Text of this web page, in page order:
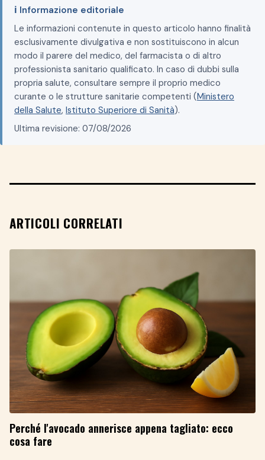
ℹ️ Informazione editoriale
Le informazioni contenute in questo articolo hanno finalità
esclusivamente divulgativa e non sostituiscono in alcun
modo il parere del medico, del farmacista o di altro
professionista sanitario qualificato. In caso di dubbi sulla
propria salute, consultare sempre il proprio medico
curante o le strutture sanitarie competenti (Ministero
della Salute, Istituto Superiore di Sanità).
Ultima revisione: 07/08/2026
ARTICOLI CORRELATI
Perché l'avocado annerisce appena tagliato: ecco
cosa fare